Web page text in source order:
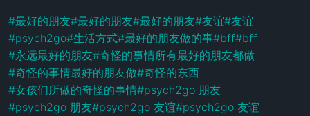
#最好的朋友#最好的朋友#最好的朋友#友谊#友谊
#psych2go#生活方式#最好的朋友做的事#bff#bff
#永远最好的朋友#奇怪的事情所有最好的朋友都做
#奇怪的事情最好的朋友做#奇怪的东西
#女孩们所做的奇怪的事情#psych2go 朋友
#psych2go 朋友#psych2go 友谊#psych2go 友谊